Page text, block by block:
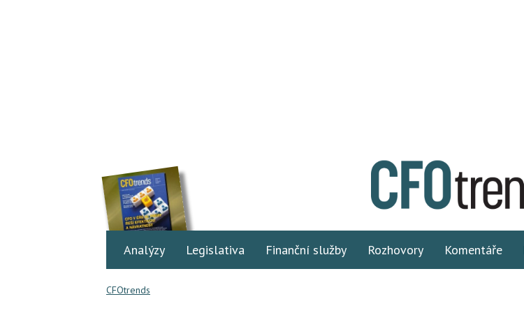
Analýzy Legislativa Finanční služby Rozhovory Komentáře
CFOtrends